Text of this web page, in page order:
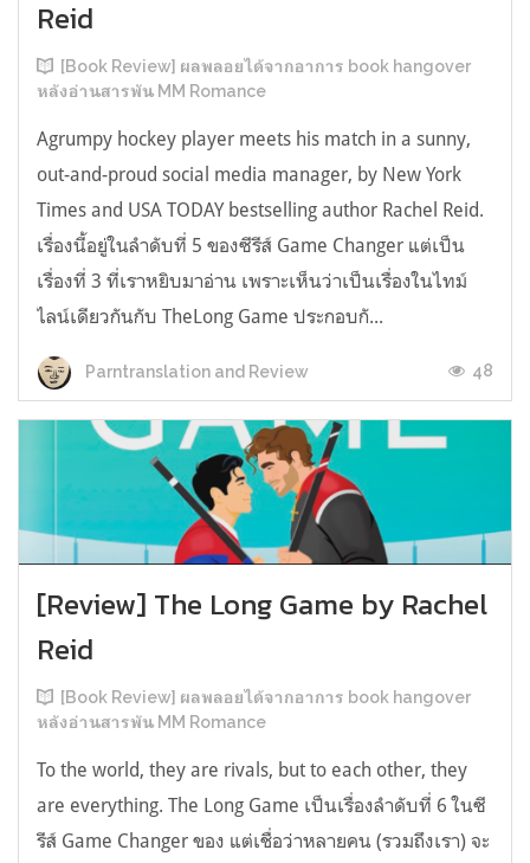
Reid
[Book Review] ผลพลอยได้จากอาการ book hangover
หลังอ่านสารพัน MM Romance
Agrumpy hockey player meets his match in a sunny,
out-and-proud social media manager, by New York
Times and USA TODAY bestselling author Rachel Reid.
เรื่องนี้อยู่ในลำดับที่ 5 ของซีรีส์ Game Changer แต่เป็น
เรื่องที่ 3 ที่เราหยิบมาอ่าน เพราะเห็นว่าเป็นเรื่องในไทม์
ไลน์เดียวกันกับ TheLong Game ประกอบกั...
Parntranslation and Review 48
[Review] The Long Game by Rachel
Reid
[Book Review] ผลพลอยได้จากอาการ book hangover
หลังอ่านสารพัน MM Romance
To the world, they are rivals, but to each other, they
are everything. The Long Game เป็นเรื่องลำดับที่ 6 ในซี
รีส์ Game Changer ของ แต่เชื่อว่าหลายคน (รวมถึงเรา) จะ